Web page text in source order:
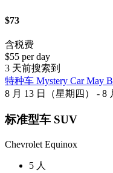
$73
含税费
$55 per day
3 天前搜索到
特种车 Mystery Car May
8 月 13 日（星期四） - 8
标准型车 SUV
Chevrolet Equinox
5 人